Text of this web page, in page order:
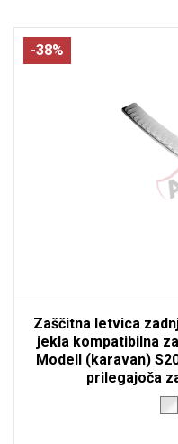
-38%
Zaščitna letvica
jekla kompatibilna
Modell (karavan)
prilegajoča